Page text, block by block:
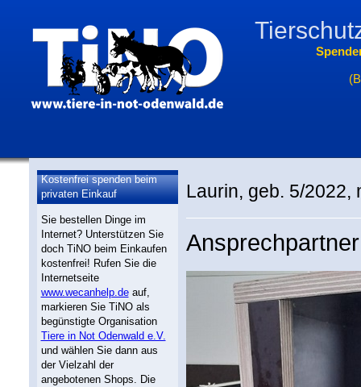
Kostenfrei spenden beim
privaten Einkauf
Sie bestellen Dinge im
Internet? Unterstützen Sie
doch TiNO beim Einkaufen
kostenfrei! Rufen Sie die
Internetseite
www.wecanhelp.deauf,
markieren Sie TiNO als
begünstigte Organisation
Tiere in Not Odenwald e.V.
und wählen Sie dann aus
der Vielzahl der
angebotenen Shops. Die
Laurin, geb. 5/2022,